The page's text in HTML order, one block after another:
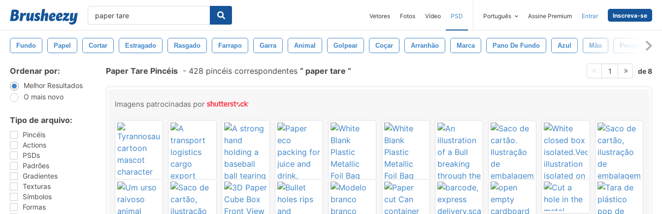
Vetores Fotos Vídeo PSD Português Assine Premium Entrar Inscreva-se
Fundo Papel Cortar Estragado Rasgado Farrapo Garra Animal Golpear Coçar Arranhão Marca Pano De Fundo Azul Mão Perigo
Ordenar por:
Melhor Resultados
O mais novo
Tipo de arquivo:
Pincéis
Actions
PSDs
Padrões
Gradientes
Texturas
Símbolos
Formas
Paper Tare Pincéis - 428 pincéis correspondentes paper tare 1 de 8
Imagens patrocinadas por